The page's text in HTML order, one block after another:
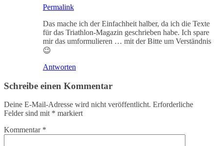
Permalink
Das mache ich der Einfachheit halber, da ich die Texte
für das Triathlon-Magazin geschrieben habe. Ich spare
mir das umformulieren … mit der Bitte um Verständnis
😉
Antworten
Schreibe einen Kommentar
Deine E-Mail-Adresse wird nicht veröffentlicht. Erforderliche
Felder sind mit * markiert
Kommentar *